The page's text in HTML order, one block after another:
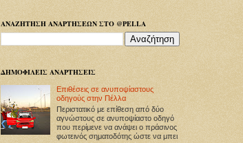
ΑΝΑΖΗΤΗΣΗ ΑΝΑΡΤΗΣΕΩΝ ΣΤΟ @PELLA
ΔΗΜΟΦΙΛΕΙΣ ΑΝΑΡΤΗΣΕΙΣ
Επιθέσεις σε ανυποψίαστους
οδηγούς στην Πέλλα
Περιστατικό με επίθεση από δύο
αγνώστους σε ανυποψίαστο οδηγό
που περίμενε να ανάψει ο πράσινος
φωτεινός σηματοδότης ώστε να μπει